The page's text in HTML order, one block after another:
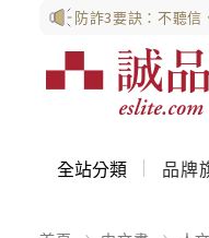
防詐3要訣：不聽信
全站分類 品牌